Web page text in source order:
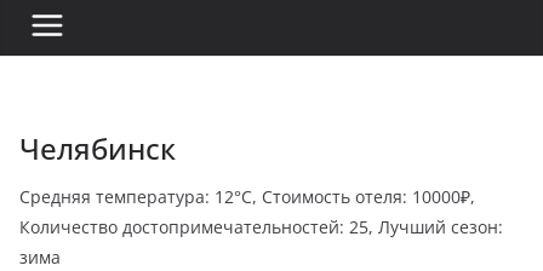
Челябинск
Средняя температура: 12°C, Стоимость отеля: 10000₽,
Количество достопримечательностей: 25, Лучший сезон:
зима